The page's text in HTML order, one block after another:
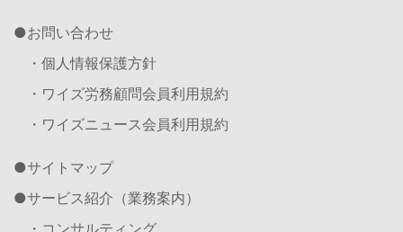
お問い合わせ
・個人情報保護方針
・ワイズ労務顧問会員利用規約
・ワイズニュース会員利用規約
サイトマップ
サービス紹介（業務案内）